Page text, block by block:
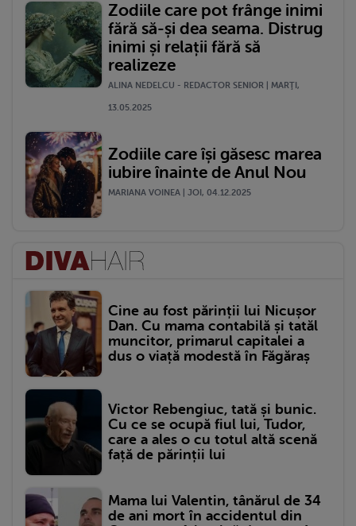
Zodiile care pot frânge inimi
fără să-și dea seama. Distrug
inimi și relații fără să
realizeze
ALINA NEDELCU - REDACTOR SENIOR | MARŢI,
13.05.2025
Zodiile care își găsesc marea
iubire înainte de Anul Nou
MARIANA VOINEA | JOI, 04.12.2025
Cine au fost părinții lui Nicușor
Dan. Cu mama contabilă și tatăl
muncitor, primarul capitalei a
dus o viață modestă în Făgăraș
Victor Rebengiuc, tată și bunic.
Cu ce se ocupă fiul lui, Tudor,
care a ales o cu totul altă scenă
față de părinții lui
Mama lui Valentin, tânărul de 34
de ani mort în accidentul din